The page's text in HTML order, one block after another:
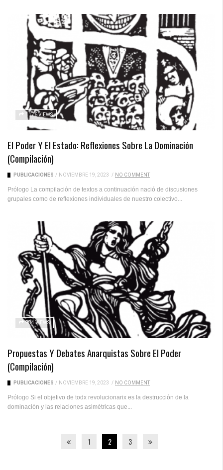
1176 VIEWS
El Poder Y El Estado: Reflexiones Sobre La Dominación
(compilación)
PUBLICACIONES / NOVIEMBRE 19, 2023 / NO COMMENT
Prólogo La compilación de textos a continuación nació de discusiones
grupales como de reflexiones individuales de nuestro colectivo...
984 VIEWS
Propuestas Y Debates Anarquistas Sobre El Poder
(compilación)
PUBLICACIONES / NOVIEMBRE 19, 2023 / NO COMMENT
Prólogo Si el objetivo de todx revolucionarix es la destrucción de la
dominación y las relaciones asimétricas que...
1 2 3